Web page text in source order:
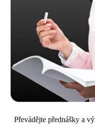
Převádějte přednášky a